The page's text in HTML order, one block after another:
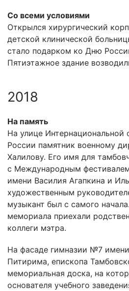
Со всеми условиями
Открылся хирургический
детской клинической
стало подарком ко Дню
Пятиэтажное здание
2018
На память
На улице Интернациональной
России памятник военному
Халилову. Его имя для
с Международным
имени Василия Агапкина и
художественным
музыкант был с самого
мемориала приехали
коллеги мэтра.
На фасаде гимназии №7 имени
Питирима, епископа
мемориальная доска, на
основателя учебного